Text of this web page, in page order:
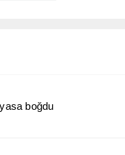
boğdu